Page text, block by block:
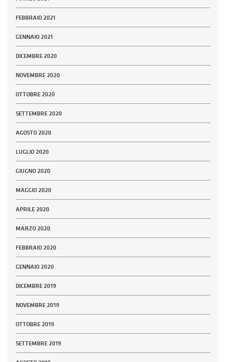
FEBBRAIO 2021
GENNAIO 2021
DICEMBRE 2020
NOVEMBRE 2020
OTTOBRE 2020
SETTEMBRE 2020
AGOSTO 2020
LUGLIO 2020
GIUGNO 2020
MAGGIO 2020
APRILE 2020
MARZO 2020
FEBBRAIO 2020
GENNAIO 2020
DICEMBRE 2019
NOVEMBRE 2019
OTTOBRE 2019
SETTEMBRE 2019